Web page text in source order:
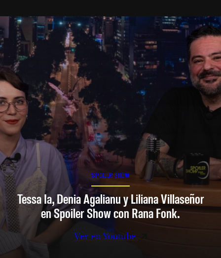
SPOILER SHOW
Tessa Ia, Denia Agalianu y Liliana Villaseñor
en Spoiler Show con Rana Fonk.
Ver en Youtube